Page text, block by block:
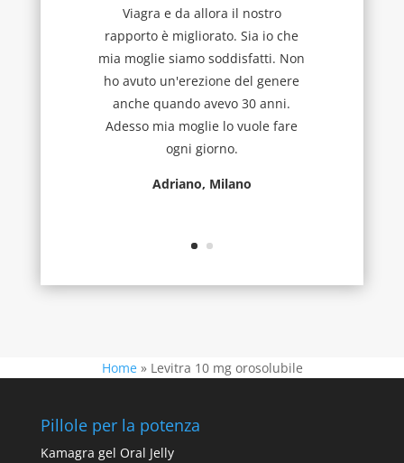
Viagra e da allora il nostro
rapporto è migliorato. Sia io che
mia moglie siamo soddisfatti. Non
ho avuto un'erezione del genere
anche quando avevo 30 anni.
Adesso mia moglie lo vuole fare
ogni giorno.
Adriano, Milano
Home» Levitra 10 mg orosolubile
Pillole per la potenza
Kamagra gel Oral Jelly